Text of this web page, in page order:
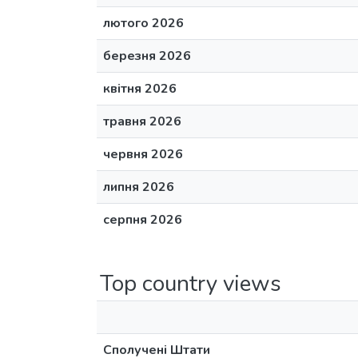
лютого 2026
березня 2026
квітня 2026
травня 2026
червня 2026
липня 2026
серпня 2026
Top country views
Сполучені Штати